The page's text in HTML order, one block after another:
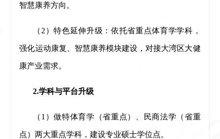
智慧康养方向。
（2）特色延伸升级：依托省重点体育学学科，
强化运动康复、智慧康养模块建设，对接大湾区大健
康产业需求。
2.学科与平台升级
（1）做特体育学（省重点）、民商法学（省重
点）两大重点学科，建设专业硕士学位点。